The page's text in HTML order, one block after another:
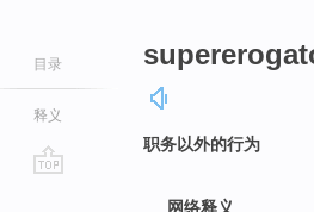
目录
释义
职务以外的行为
网络释义